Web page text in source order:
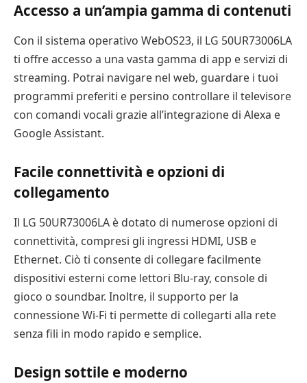
Accesso a un’ampia gamma di contenuti
Con il sistema operativo WebOS23, il LG 50UR73006LA
ti offre accesso a una vasta gamma di app e servizi di
streaming. Potrai navigare nel web, guardare i tuoi
programmi preferiti e persino controllare il televisore
con comandi vocali grazie all’integrazione di Alexa e
Google Assistant.
Facile connettività e opzioni di
collegamento
Il LG 50UR73006LA è dotato di numerose opzioni di
connettività, compresi gli ingressi HDMI, USB e
Ethernet. Ciò ti consente di collegare facilmente
dispositivi esterni come lettori Blu-ray, console di
gioco o soundbar. Inoltre, il supporto per la
connessione Wi-Fi ti permette di collegarti alla rete
senza fili in modo rapido e semplice.
Design sottile e moderno